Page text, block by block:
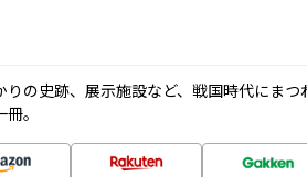
りの史跡、展示施設など、戦国時代にま
。